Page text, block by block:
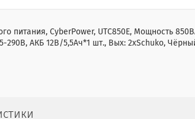
питания, CyberPower, UTC850E, Мощность
290В, АКБ 12В/5,5Ач*1 шт., Вых: 2xSchuko,